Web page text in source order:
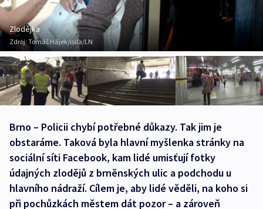
Zlodějka
Zdroj: Tomáš Hájek/isifa/LN
Brno – Policii chybí potřebné důkazy. Tak jim je
obstaráme. Taková byla hlavní myšlenka stránky na
sociální síti Facebook, kam lidé umisťují fotky
údajných zlodějů z brněnských ulic a podchodu u
hlavního nádraží. Cílem je, aby lidé věděli, na koho si
při pochůzkách městem dát pozor – a zároveň